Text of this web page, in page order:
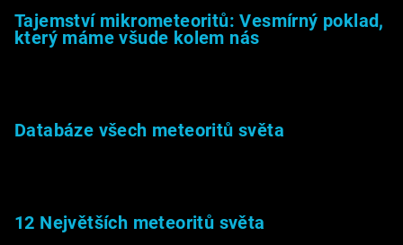
Tajemství mikrometeoritů: Vesmírný poklad,
který máme všude kolem nás
Databáze všech meteoritů světa
12 Největších meteoritů světa